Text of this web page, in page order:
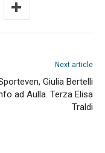
Next article
Giulia Bertelli
ad Aulla. Terza Elisa
Traldi